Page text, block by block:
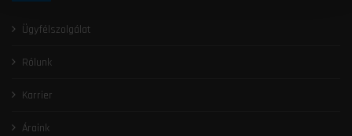
Ügyfélszolgálat
Rólunk
Karrier
Áraink